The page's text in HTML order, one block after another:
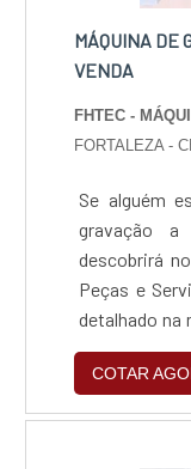
MÁQUINA DE
VENDA
FHTEC -
FORTALEZA -
Se alguém
gravação
descobrirá
Peças e
detalhado na
é possível
COTAR